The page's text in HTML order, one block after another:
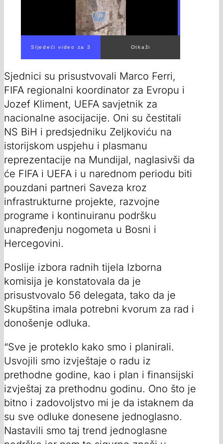
Sljedeći video za 2 Otkaži
Sjednici su prisustvovali Marco Ferri,
FIFA regionalni koordinator za Evropu i
Jozef Kliment, UEFA savjetnik za
nacionalne asocijacije. Oni su čestitali
NS BiH i predsjedniku Zeljkoviću na
istorijskom uspjehu i plasmanu
reprezentacije na Mundijal, naglasivši da
će FIFA i UEFA i u narednom periodu biti
pouzdani partneri Saveza kroz
infrastrukturne projekte, razvojne
programe i kontinuiranu podršku
unapređenju nogometa u Bosni i
Hercegovini.
Poslije izbora radnih tijela Izborna
komisija je konstatovala da je
prisustvovalo 56 delegata, tako da je
Skupština imala potrebni kvorum za rad i
donošenje odluka.
“Sve je proteklo kako smo i planirali.
Usvojili smo izvještaje o radu iz
prethodne godine, kao i plan i finansijski
izvještaj za prethodnu godinu. Ono što je
bitno i zadovoljstvo mi je da istaknem da
su sve odluke donesene jednoglasno.
Nastavili smo taj trend jednoglasne